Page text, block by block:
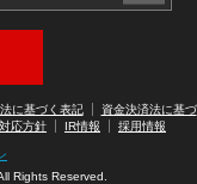
に基づく表記
資金決済法に基づ
応方針 IR情報 採用情報
Rights Reserved.